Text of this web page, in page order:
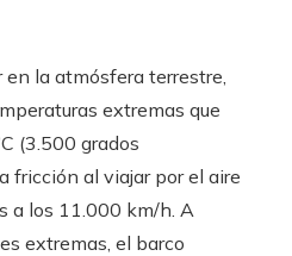
la atmósfera terrestre,
extremas que
(3.500 grados
fricción al viajar por el aire
a los 11.000 km/h. A
extremas, el barco